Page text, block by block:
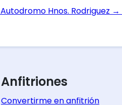
Autodromo Hnos. Rodriguez →
Anfitriones
Convertirme en anfitrión